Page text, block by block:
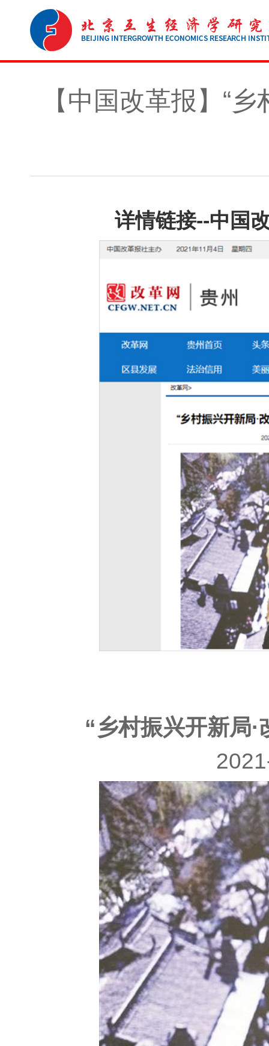
【中国改革报】“
详情链接--中国
“乡村振兴开新局